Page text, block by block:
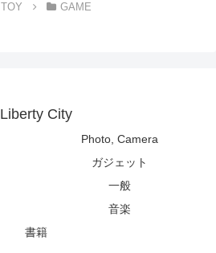
GAME
Liberty City
Photo, Camera
ガジェット
一般
音楽
書籍